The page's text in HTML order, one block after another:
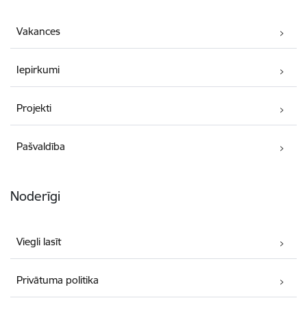
Vakances
Iepirkumi
Projekti
Pašvaldība
Noderīgi
Viegli lasīt
Privātuma politika